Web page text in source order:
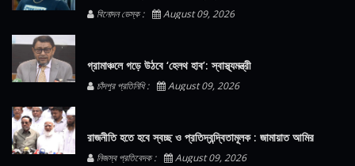
বিনোদন ডেস্ক : August 09, 2026
গ্রামাঞ্চলে গড়ে উঠবে ‘হেলথ হাব’: স্বাস্থ্যমন্ত্রী
চাঁদপুর প্রতিনিধি : August 09, 2026
রাজনীতি হতে হবে স্বচ্ছ ও প্রতিদ্বন্দ্বিতামূলক : জামায়াত আমির
নিজস্ব প্রতিবেদক : August 09, 2026